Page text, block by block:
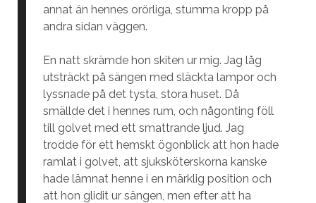
annat än hennes orörliga, stumma kropp på
andra sidan väggen.
En natt skrämde hon skiten ur mig. Jag låg
utsträckt på sängen med släckta lampor och
lyssnade på det tysta, stora huset. Då
smällde det i hennes rum, och någonting föll
till golvet med ett smattrande ljud. Jag
trodde för ett hemskt ögonblick att hon hade
ramlat i golvet, att sjuksköterskorna kanske
hade lämnat henne i en märklig position och
att hon glidit ur sängen, men efter att ha